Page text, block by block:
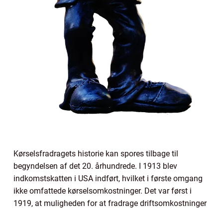
Kørselsfradragets historie kan spores tilbage til
begyndelsen af det 20. århundrede. I 1913 blev
indkomstskatten i USA indført, hvilket i første omgang
ikke omfattede kørselsomkostninger. Det var først i
1919, at muligheden for at fradrage driftsomkostninger